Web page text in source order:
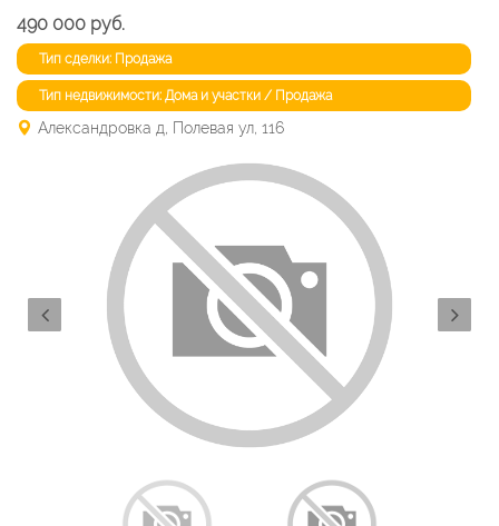
490 000 руб.
Тип сделки: Продажа
Тип недвижимости: Дома и участки / Продажа
Александровка д, Полевая ул, 116